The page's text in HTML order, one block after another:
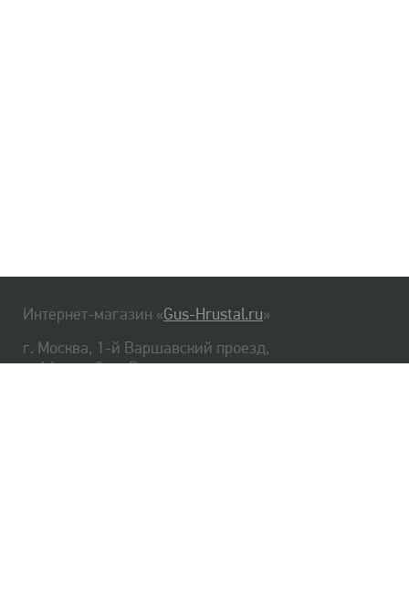
Интернет-магазин «Gus-Hrustal.ru»
г. Москва, 1-й Варшавский проезд,
д. 1А, стр. 3, м. Варшавская